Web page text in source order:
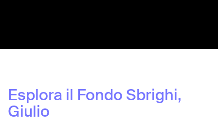
Esplora il Fondo Sbrighi,
Giulio